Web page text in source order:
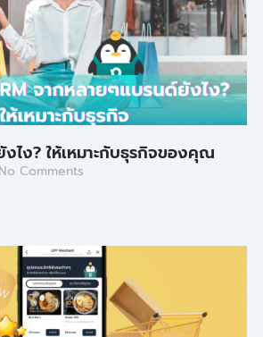
งไง? ให้เหมาะกับธุรกิจของคุณ
No Comments